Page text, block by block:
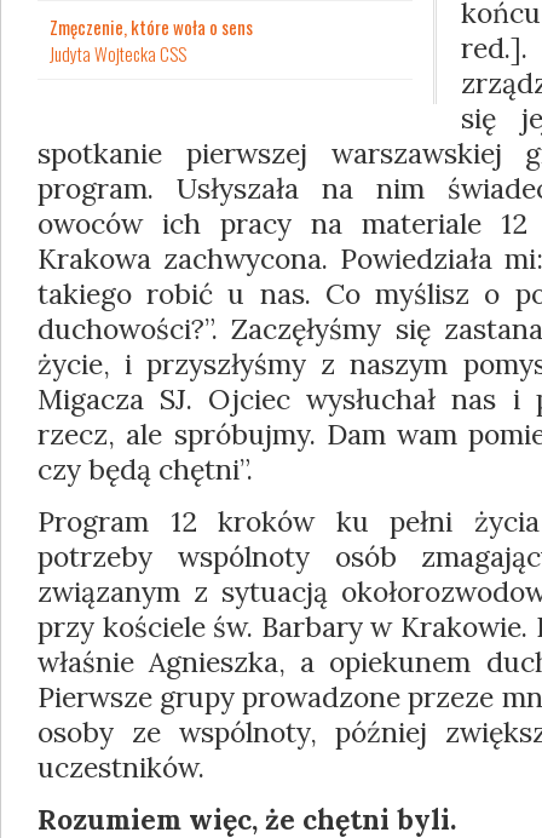
Zmęczenie, które woła o sens
Judyta Wojtecka CSS
się
spotkanie pierwszej warszawskiej
program. Usłyszała na nim
owoców ich pracy na materiale
Krakowa zachwycona. Powiedziała
takiego robić u nas. Co myślisz o
duchowości?”. Zaczęłyśmy się
życie, i przyszłyśmy z naszym
Migacza SJ. Ojciec wysłuchał nas i
rzecz, ale spróbujmy. Dam wam
czy będą chętni”.
Program 12 kroków ku pełni
potrzeby wspólnoty osób
związanym z sytuacją
przy kościele św. Barbary w Krakowie.
właśnie Agnieszka, a opiekunem
Pierwsze grupy prowadzone przeze
osoby ze wspólnoty, później
uczestników.
Rozumiem więc, że chętni byli.